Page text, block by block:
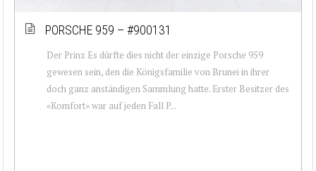
PORSCHE 959 – #900131
Der Prinz Es dürfte dies nicht der einzige Porsche 959
gewesen sein, den die Königsfamilie von Brunei in ihrer
doch ganz anständigen Sammlung hatte. Erster Besitzer des
«Komfort» war auf jeden Fall P...